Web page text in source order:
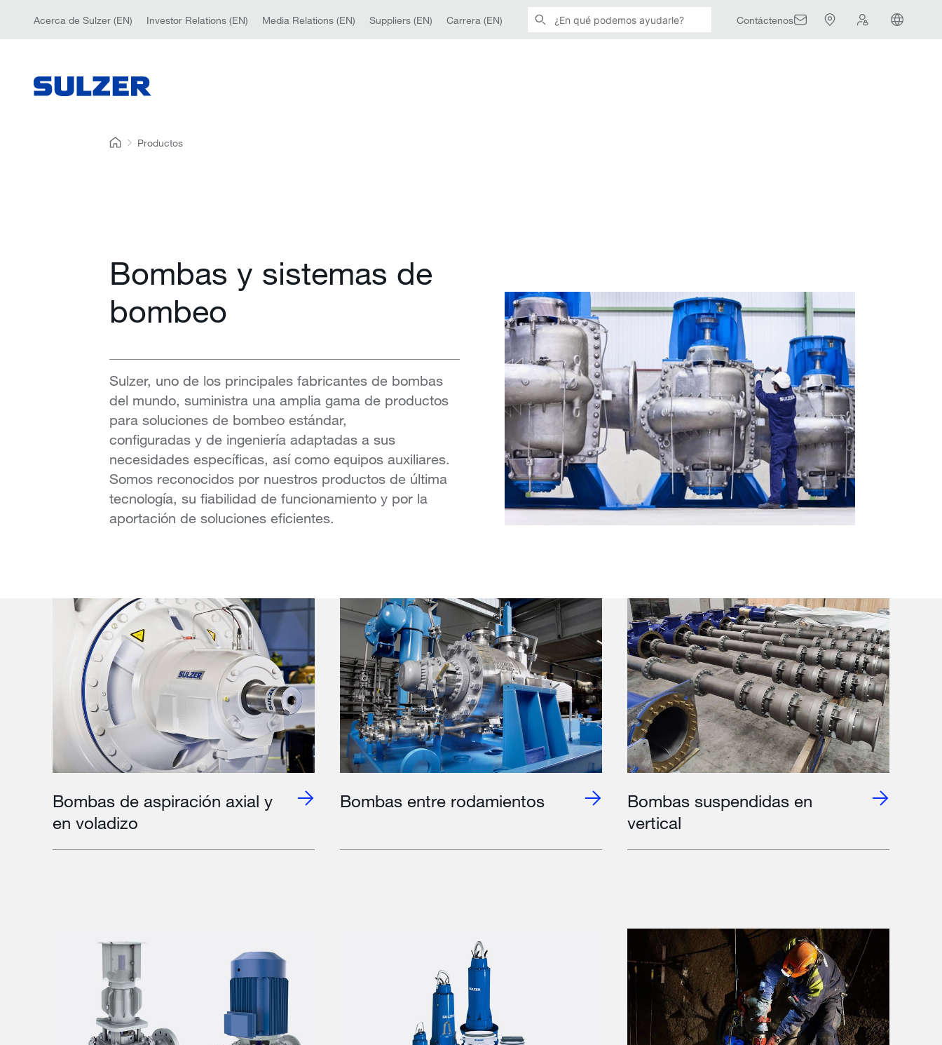
Contáctenos
Acerca de Sulzer (EN) Investor Relations (EN) Media Relations (EN) Suppliers (EN) Carrera (EN)
Productos
Bombas y sistemas de
bombeo
Sulzer, uno de los principales fabricantes de bombas
del mundo, suministra una amplia gama de productos
para soluciones de bombeo estándar,
configuradas y de ingeniería adaptadas a sus
necesidades específicas, así como equipos auxiliares.
Somos reconocidos por nuestros productos de última
tecnología, su fiabilidad de funcionamiento y por la
aportación de soluciones eficientes.
Bombas de aspiración axial y
en voladizo
Bombas entre rodamientos
Bombas suspendidas en
vertical